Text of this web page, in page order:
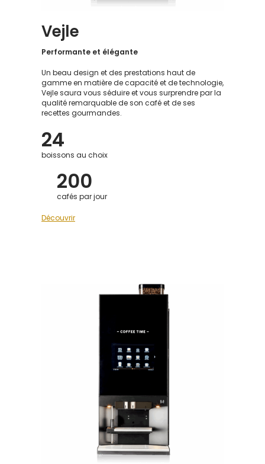
Vejle
Performante et élégante
Un beau design et des prestations haut de
gamme en matière de capacité et de technologie,
Vejle saura vous séduire et vous surprendre par la
qualité remarquable de son café et de ses
recettes gourmandes.
24
boissons au choix
200
cafés par jour
Découvrir